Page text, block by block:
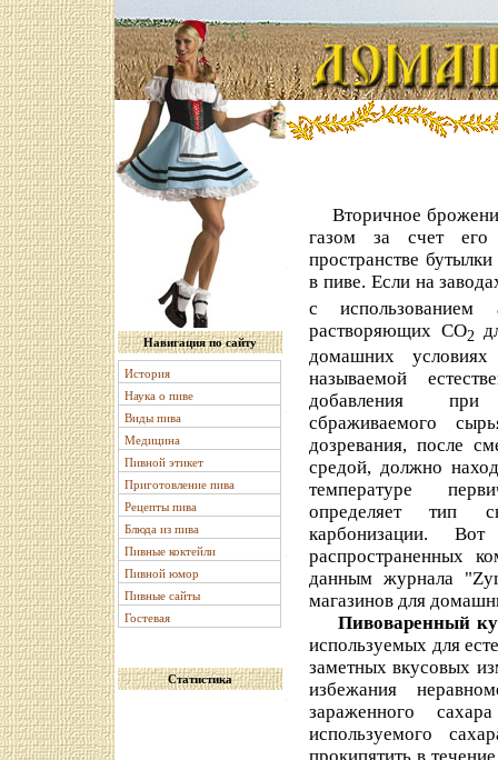
Навигация по сайту
История
Наука о пиве
Виды пива
Медицина
Пивной этикет
Приготовление пива
Рецепты пива
Блюда из пива
Пивные коктейли
Пивной юмор
Пивные сайты
Гостевая
Статистика
Вторичное
газом за счет его
пространстве
в пиве. Если на
с использованием
растворяющих СО2
домашних
называемой
добавления
сбраживаемого
дозревания, после
средой, должно
температуре
определяет тип
карбонизации.
распространенных
данным журнала
магазинов для
Пивоваренный
используемых для
заметных вкусовых
избежания
зараженного
используемого